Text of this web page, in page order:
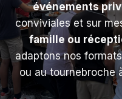
événements
conviviales et sur
famille ou
adaptons nos
ou au tournebroche